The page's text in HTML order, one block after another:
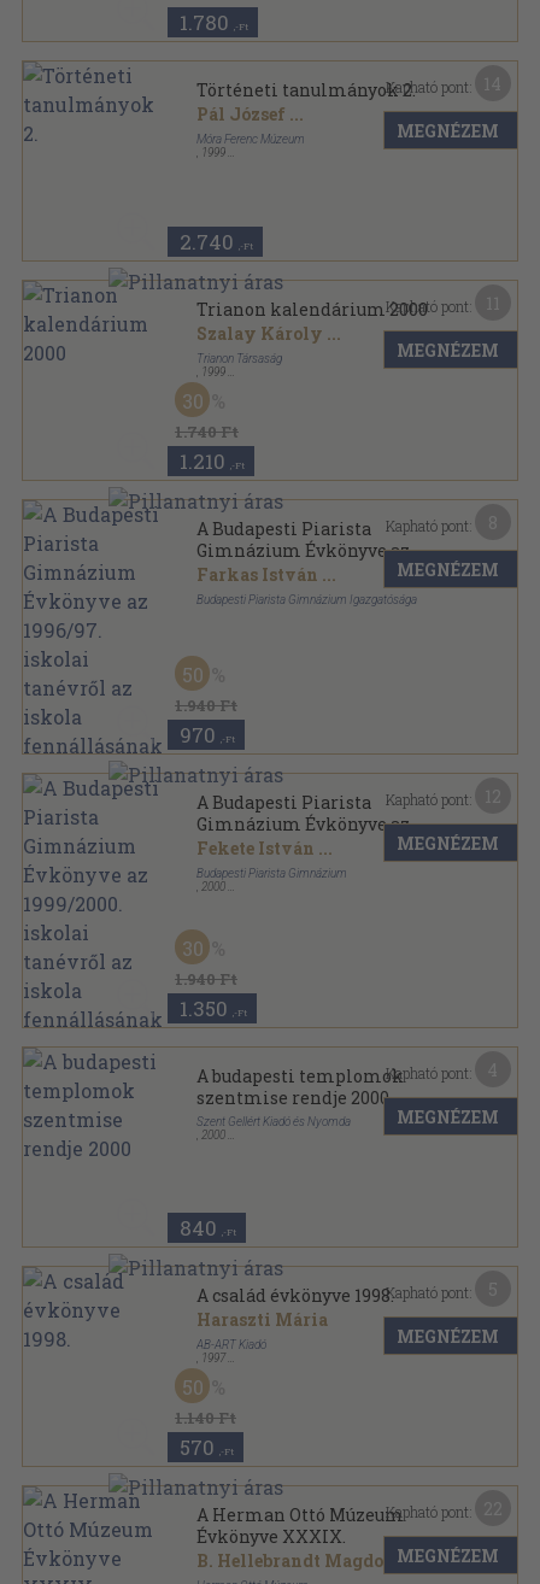
1.780 ,-Ft
Történeti tanulmányok 2.
Pál József ...
Móra Ferenc Múzeum
1999
2.740 ,-Ft
Kapható pont:
MEGNÉZEM
Trianon kalendárium 2000
Szalay Károly ...
Trianon Társaság
1999
Ragasztott papírkötés
Trianon Kalendárium sorozat
1.740 Ft
30
1.210 ,-Ft
Kapható pont:
MEGNÉZEM
A Budapesti Piarista
Gimnázium Évkönyve az
1996/97. iskolai tanévről az
iskola fennállásának 280.
Farkas István ...
Budapesti Piarista Gimnázium Igazgatósága
1.940 Ft
50
970 ,-Ft
Kapható pont:
MEGNÉZEM
A Budapesti Piarista
Gimnázium Évkönyve az
1999/2000. iskolai tanévről az
iskola fennállásának 283.
évében
Fekete István ...
Budapesti Piarista Gimnázium
2000
1.940 Ft
30
1.350 ,-Ft
Kapható pont:
MEGNÉZEM
A budapesti templomok
szentmise rendje 2000
Szent Gellért Kiadó és Nyomda
2000
840 ,-Ft
Kapható pont:
MEGNÉZEM
A család évkönyve 1998.
Haraszti Mária
AB-ART Kiadó
1997
Ragasztott papírkötés
A család évkönyve sorozat
1.140 Ft
50
570 ,-Ft
Kapható pont:
MEGNÉZEM
A Herman Ottó Múzeum
Évkönyve XXXIX.
B. Hellebrandt Magdolna...
Kapható pont:
MEGNÉZEM